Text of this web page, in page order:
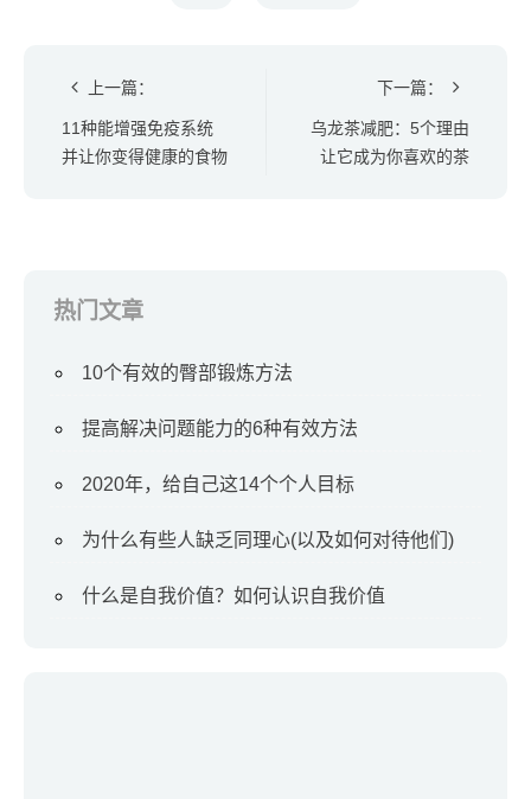
上一篇：
11种能增强免疫系统
并让你变得健康的食物
下一篇：
乌龙茶减肥：5个理由
让它成为你喜欢的茶
热门文章
10个有效的臀部锻炼方法
提高解决问题能力的6种有效方法
2020年，给自己这14个个人目标
为什么有些人缺乏同理心(以及如何对待他们)
什么是自我价值？如何认识自我价值